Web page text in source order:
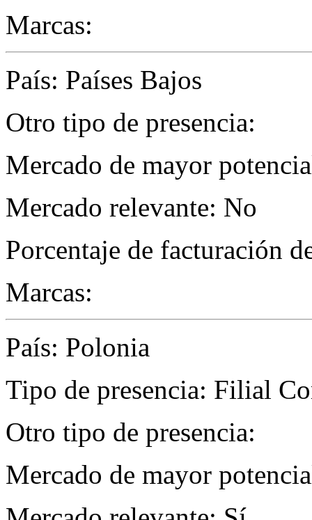
Marcas:
País: Países Bajos
Otro tipo de presencia:
Mercado de mayor
Mercado relevante: No
Porcentaje de facturación
Marcas:
País: Polonia
Tipo de presencia: Filial
Otro tipo de presencia:
Mercado de mayor